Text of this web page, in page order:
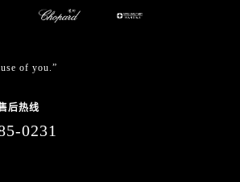
of you.”
后热线
0231